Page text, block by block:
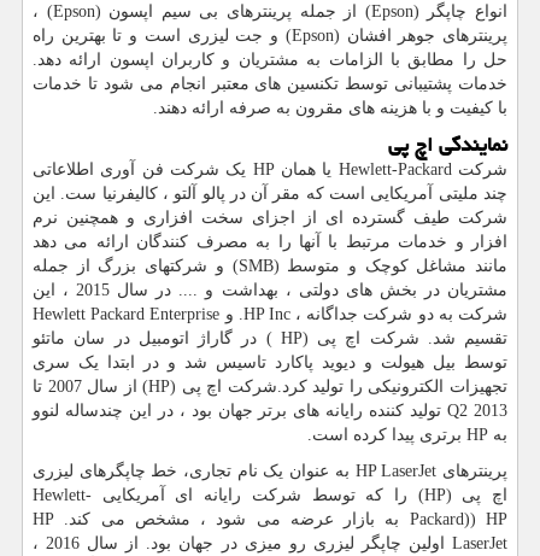
انواع چاپگر (Epson) از جمله پرینترهای بی سیم اپسون (Epson) ،
پرینترهای جوهر افشان (Epson) و جت لیزری است و تا بهترین راه
حل را مطابق با الزامات به مشتریان و کاربران اپسون ارائه دهد.
خدمات پشتیبانی توسط تکنسین های معتبر انجام می شود تا خدمات
با کیفیت و با هزینه های مقرون به صرفه ارائه دهند.
نمایندگی اچ پی
شرکت Hewlett-Packard یا همانHP یک شرکت فن آوری اطلاعاتی
چند ملیتی آمریکایی است که مقر آن در پالو آلتو ، کالیفرنیا ست. این
شرکت طیف گسترده ای از اجزای سخت افزاری و همچنین نرم
افزار و خدمات مرتبط با آنها را به مصرف کنندگان ارائه می دهد
مانند مشاغل کوچک و متوسط (SMB) و شرکتهای بزرگ از جمله
مشتریان در بخش های دولتی ، بهداشت و .... در سال 2015 ، این
شرکت به دو شرکت جداگانه ،HP Inc . و Hewlett Packard Enterprise
تقسیم شد. شرکت اچ پی (HP ) در گاراژ اتومبیل در سان ماتئو
توسط بیل هیولت و دیوید پاکارد تاسیس شد و در ابتدا یک سری
تجهیزات الکترونیکی را تولید کرد.شرکت اچ پی (HP)از سال 2007 تا
Q2 2013تولید کننده رایانه های برتر جهان بود ، در این چندساله لنوو
به HP برتری پیدا کرده است.
پرینترهای HP LaserJet به عنوان یک نام تجاری، خط چاپگرهای لیزری
اچ پی HP)) را که توسط شرکت رایانه ای آمریکایی Hewlett-
Packard)) HP به بازار عرضه می شود ، مشخص می کند. HP
LaserJet
اولین چاپگر لیزری رو میزی در جهان بود. از سال 2016 ،